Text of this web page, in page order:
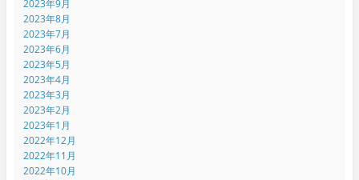
2023年9月
2023年8月
2023年7月
2023年6月
2023年5月
2023年4月
2023年3月
2023年2月
2023年1月
2022年12月
2022年11月
2022年10月